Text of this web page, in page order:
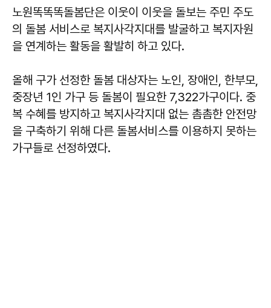
노원똑똑똑돌봄단은 이웃이 이웃을 돌보는 주민 주도
의 돌봄 서비스로 복지사각지대를 발굴하고 복지자원
을 연계하는 활동을 활발히 하고 있다.
올해 구가 선정한 돌봄 대상자는 노인, 장애인, 한부모,
중장년 1인 가구 등 돌봄이 필요한 7,322가구이다. 중
복 수혜를 방지하고 복지사각지대 없는 촘촘한 안전망
을 구축하기 위해 다른 돌봄서비스를 이용하지 못하는
가구들로 선정하였다.